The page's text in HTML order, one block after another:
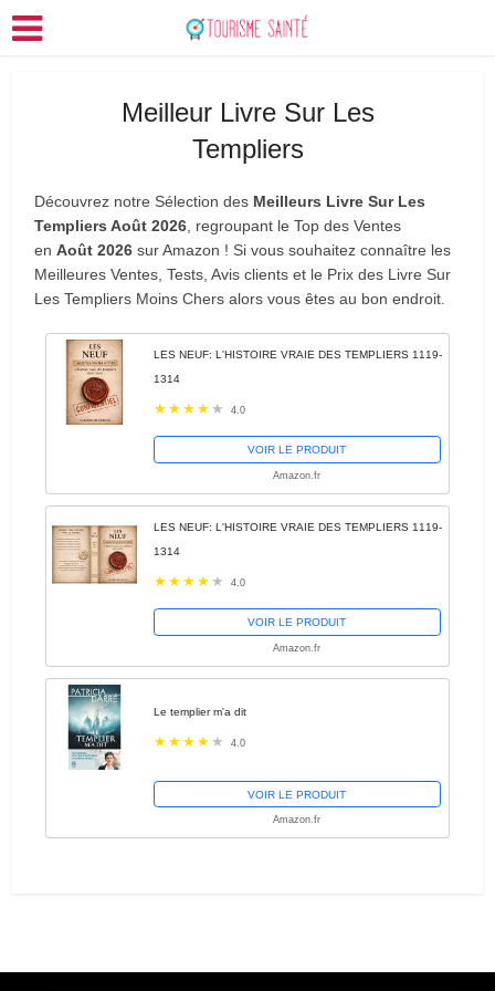
Meilleur Livre Sur Les
Templiers
Découvrez notre Sélection des Meilleurs Livre Sur Les
Templiers Août 2026 , regroupant le Top des Ventes
en Août 2026 sur Amazon ! Si vous souhaitez connaître les
Meilleures Ventes, Tests, Avis clients et le Prix des Livre Sur
Les Templiers Moins Chers alors vous êtes au bon endroit.
LES NEUF: L'HISTOIRE VRAIE DES TEMPLIERS 1119-
1314
4.0
VOIR LE PRODUIT
Amazon.fr
LES NEUF: L'HISTOIRE VRAIE DES TEMPLIERS 1119-
1314
4.0
VOIR LE PRODUIT
Amazon.fr
Le templier m'a dit
4.0
VOIR LE PRODUIT
Amazon.fr